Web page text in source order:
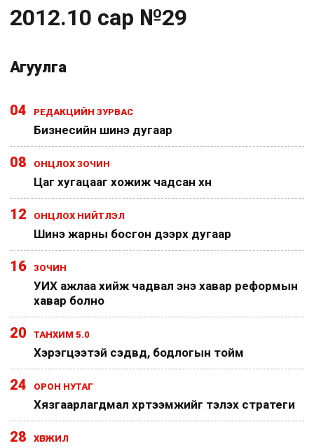
2012.10 сар №29
Агуулга
04 РЕДАКЦИЙН ЗУРВАС
Бизнесийн шинэ дугаар
08 ОНЦЛОХ ЗОЧИН
Цаг хугацааг хожиж чадсан хүн
12 ОНЦЛОХ НИЙТЛЭЛ
Шинэ жарны босгон дээрх дугаар
16 ЗОЧИН
УИХ ажлаа хийж чадвал энэ хавар реформын
хавар болно
20 ТАНХИМ 5.0
Хэрэгцээтэй сэдвүүд, бодлогын тойм
24 ОРОН НУТАГ
Хязгаарлагдмал хүртээмжийг тэлэх стратеги
28 ХӨГЖИЛ